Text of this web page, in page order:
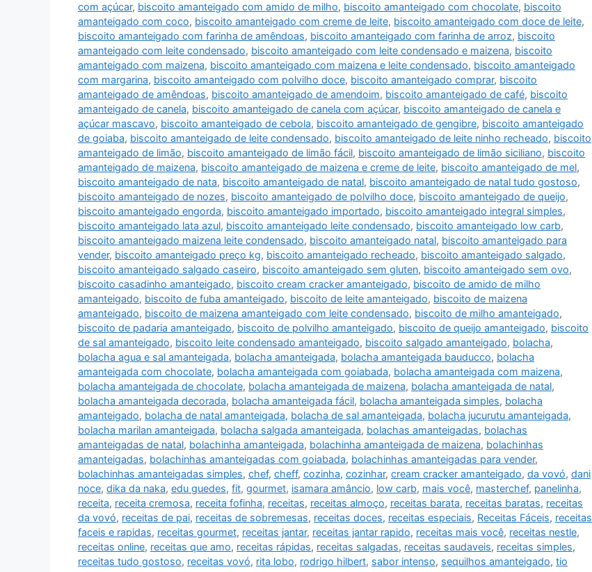
com açúcar, biscoito amanteigado com amido de milho, biscoito amanteigado com chocolate, biscoito
amanteigado com coco, biscoito amanteigado com creme de leite, biscoito amanteigado com doce de leite,
biscoito amanteigado com farinha de amêndoas, biscoito amanteigado com farinha de arroz, biscoito
amanteigado com leite condensado, biscoito amanteigado com leite condensado e maizena, biscoito
amanteigado com maizena, biscoito amanteigado com maizena e leite condensado, biscoito amanteigado
com margarina, biscoito amanteigado com polvilho doce, biscoito amanteigado comprar, biscoito
amanteigado de amêndoas, biscoito amanteigado de amendoim, biscoito amanteigado de café, biscoito
amanteigado de canela, biscoito amanteigado de canela com açúcar, biscoito amanteigado de canela e
açúcar mascavo, biscoito amanteigado de cebola, biscoito amanteigado de gengibre, biscoito amanteigado
de goiaba, biscoito amanteigado de leite condensado, biscoito amanteigado de leite ninho recheado, biscoito
amanteigado de limão, biscoito amanteigado de limão fácil, biscoito amanteigado de limão siciliano, biscoito
amanteigado de maizena, biscoito amanteigado de maizena e creme de leite, biscoito amanteigado de mel,
biscoito amanteigado de nata, biscoito amanteigado de natal, biscoito amanteigado de natal tudo gostoso,
biscoito amanteigado de nozes, biscoito amanteigado de polvilho doce, biscoito amanteigado de queijo,
biscoito amanteigado engorda, biscoito amanteigado importado, biscoito amanteigado integral simples,
biscoito amanteigado lata azul, biscoito amanteigado leite condensado, biscoito amanteigado low carb,
biscoito amanteigado maizena leite condensado, biscoito amanteigado natal, biscoito amanteigado para
vender, biscoito amanteigado preço kg, biscoito amanteigado recheado, biscoito amanteigado salgado,
biscoito amanteigado salgado caseiro, biscoito amanteigado sem gluten, biscoito amanteigado sem ovo,
biscoito casadinho amanteigado, biscoito cream cracker amanteigado, biscoito de amido de milho
amanteigado, biscoito de fuba amanteigado, biscoito de leite amanteigado, biscoito de maizena
amanteigado, biscoito de maizena amanteigado com leite condensado, biscoito de milho amanteigado,
biscoito de padaria amanteigado, biscoito de polvilho amanteigado, biscoito de queijo amanteigado, biscoito
de sal amanteigado, biscoito leite condensado amanteigado, biscoito salgado amanteigado, bolacha,
bolacha agua e sal amanteigada, bolacha amanteigada, bolacha amanteigada bauducco, bolacha
amanteigada com chocolate, bolacha amanteigada com goiabada, bolacha amanteigada com maizena,
bolacha amanteigada de chocolate, bolacha amanteigada de maizena, bolacha amanteigada de natal,
bolacha amanteigada decorada, bolacha amanteigada fácil, bolacha amanteigada simples, bolacha
amanteigado, bolacha de natal amanteigada, bolacha de sal amanteigada, bolacha jucurutu amanteigada,
bolacha marilan amanteigada, bolacha salgada amanteigada, bolachas amanteigadas, bolachas
amanteigadas de natal, bolachinha amanteigada, bolachinha amanteigada de maizena, bolachinhas
amanteigadas, bolachinhas amanteigadas com goiabada, bolachinhas amanteigadas para vender,
bolachinhas amanteigadas simples, chef, cheff, cozinha, cozinhar, cream cracker amanteigado, da vovó, dani
noce, dika da naka, edu guedes, fit, gourmet, isamara amâncio, low carb, mais você, masterchef, panelinha,
receita, receita cremosa, receita fofinha, receitas, receitas almoço, receitas barata, receitas baratas, receitas
da vovó, receitas de pai, receitas de sobremesas, receitas doces, receitas especiais, Receitas Fáceis, receitas
faceis e rapidas, receitas gourmet, receitas jantar, receitas jantar rapido, receitas mais você, receitas nestle,
receitas online, receitas que amo, receitas rápidas, receitas salgadas, receitas saudaveis, receitas simples,
receitas tudo gostoso, receitas vovó, rita lobo, rodrigo hilbert, sabor intenso, sequilhos amanteigado, tio